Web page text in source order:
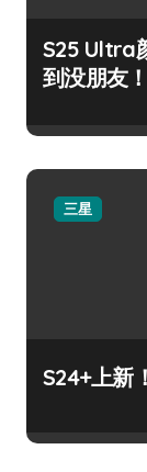
S25 Ultra
到没朋友！
三星
S24+上新